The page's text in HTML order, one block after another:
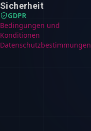
Sicherheit
GDPR
Bedingungen und
Konditionen
Datenschutzbestimmungen